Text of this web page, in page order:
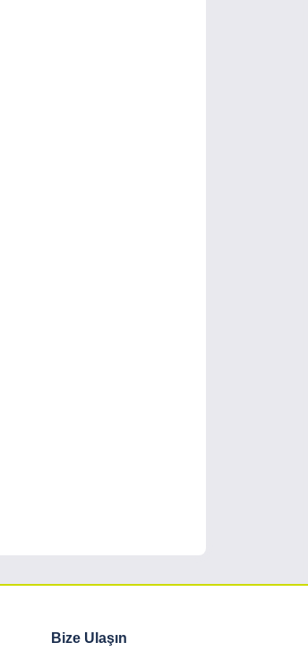
Bize Ulaşın